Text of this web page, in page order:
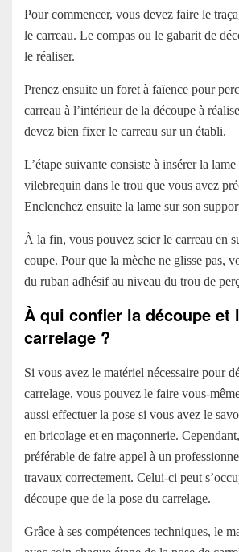
Pour commencer, vous devez faire le
le carreau. Le compas ou le gabarit de
le réaliser.
Prenez ensuite un foret à faïence pour
carreau à l’intérieur de la découpe à
devez bien fixer le carreau sur un établi.
L’étape suivante consiste à insérer la
vilebrequin dans le trou que vous avez
Enclenchez ensuite la lame sur son
À la fin, vous pouvez scier le carreau en
coupe. Pour que la mèche ne glisse pas,
du ruban adhésif au niveau du trou de
À qui confier la découpe et
carrelage ?
Si vous avez le matériel nécessaire pour
carrelage, vous pouvez le faire vous-
aussi effectuer la pose si vous avez le
en bricolage et en maçonnerie.
préférable de faire appel à un
travaux correctement. Celui-ci peut
découpe que de la pose du carrelage.
Grâce à ses compétences techniques, le